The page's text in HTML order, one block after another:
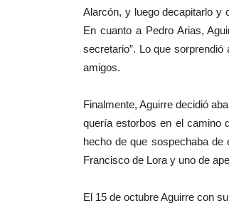
Alarcón, y luego decapitarlo y
En cuanto a Pedro Arias,
secretario”. Lo que
amigos.
Finalmente, Aguirre decidió
quería estorbos en el camino
hecho de que sospechaba
Francisco de Lora y uno de
El 15 de octubre Aguirre con